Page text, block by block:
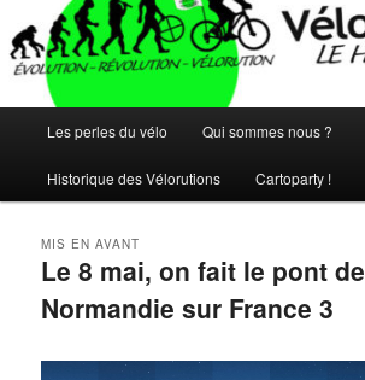
principal
Les perles du vélo Qui sommes nous ?
Historique des Vélorutions Cartoparty !
Le 8 mai, on fait le pont de
Normandie sur France 3
MIS EN AVANT